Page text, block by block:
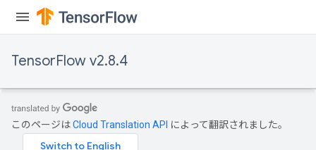
TensorFlow v2.8.4
このページはCloud Translation API によって翻訳されました。